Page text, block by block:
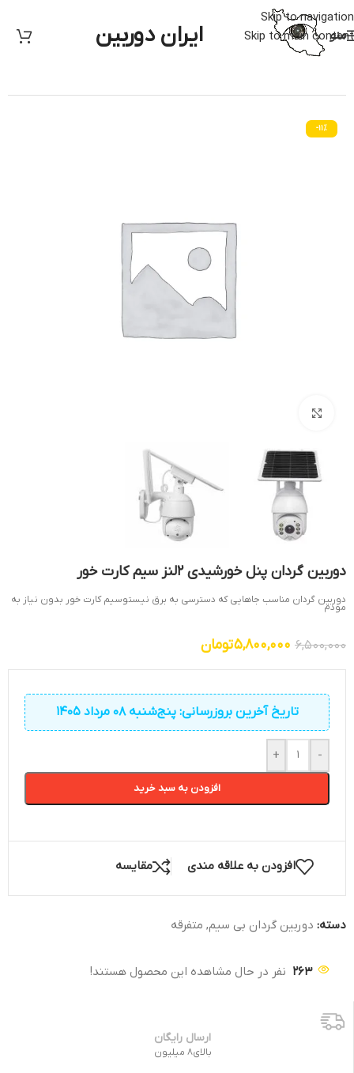
Skip to navigation
Skip to main content
منو ایران دوربین
-11%
دوربین گردان پنل خورشیدی 2لنز سیم کارت خور
دوربین گردان مناسب جاهایی که دسترسی به برق نیستوسیم کارت خور بدون نیاز به
مودم
6,500,000
5,800,000تومان
تاریخ آخرین بروزرسانی: پنج‌شنبه 08 مرداد 1405
-
+
افزودن به سبد خرید
افزودن به علاقه مندی مقایسه
دسته: دوربین گردان بی سیم, متفرقه
263 نفر در حال مشاهده این محصول هستند!
ارسال رایگان
بالای8 میلیون